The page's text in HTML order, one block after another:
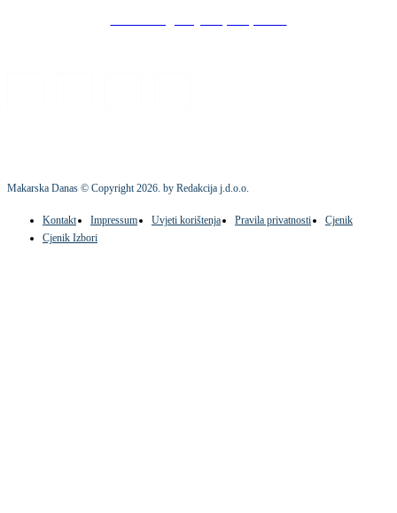
Makarska Danas © Copyright2026. by Redakcija j.d.o.o.
Kontakt Impressum Uvjeti korištenja Pravila privatnosti
Cjenik
Cjenik Izbori